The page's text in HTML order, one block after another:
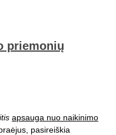
priemonių
apsauga nuo naikinimo
pasireiškia